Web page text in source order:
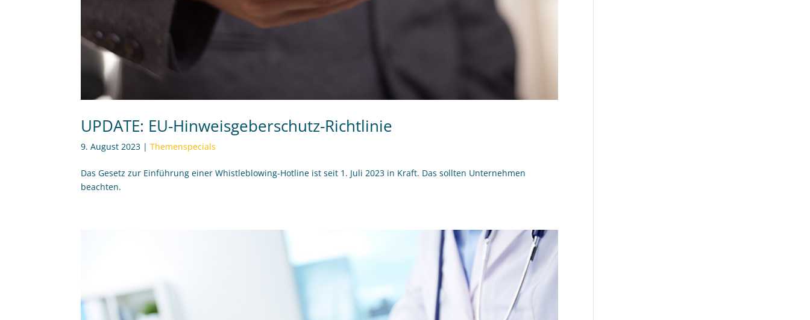
UPDATE: EU-Hinweisgeberschutz-Richtlinie
9. August 2023 |Themenspecials
Das Gesetz zur Einführung einer Whistleblowing-Hotline ist seit 1. Juli 2023 in Kraft. Das sollten Unternehmen
beachten.